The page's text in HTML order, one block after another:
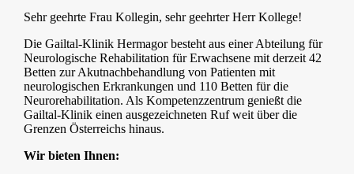
Sehr geehrte Frau Kollegin, sehr geehrter Herr Kollege!
Die Gailtal-Klinik Hermagor besteht aus einer Abteilung für
Neurologische Rehabilitation für Erwachsene mit derzeit 42
Betten zur Akutnachbehandlung von Patienten mit
neurologischen Erkrankungen und 110 Betten für die
Neurorehabilitation. Als Kompetenzzentrum genießt die
Gailtal-Klinik einen ausgezeichneten Ruf weit über die
Grenzen Österreichs hinaus.
Wir bieten Ihnen: